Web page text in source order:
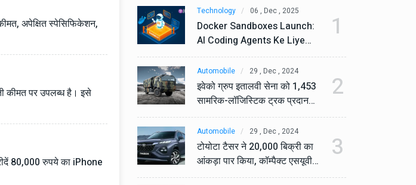
अपेक्षित स्पेसिफिकेशन,
कीमत पर उपलब्ध है। इसे
80,000 रुपये का iPhone
Sandboxes Launch:
Solution | Hindeez
ग्रुप इतालवी सेना को 1,453
लॉजिस्टिक ट्रक प्रदान
पार किया, कॉम्पैक्ट एसयूवी
Technology 06 , Dec , 2025
Docker Sandboxes Launch:
AI Coding Agents Ke Liye
Secure Solution | Hindeez
1
Automobile 29 , Dec , 2024
इवेको ग्रुप इतालवी सेना को 1,453
सामरिक-लॉजिस्टिक ट्रक प्रदान
करेगा।
2
Automobile 29 , Dec , 2024
टोयोटा टैसर ने 20,000 बिक्री का
आंकड़ा पार किया, कॉम्पैक्ट एसयूवी
सेगमेंट में मजबूत प्रभाव डाला।
3